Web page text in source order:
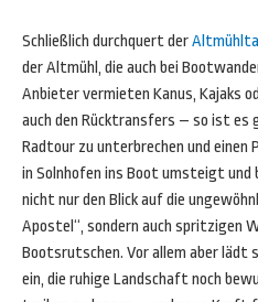
Schließlich durchquert der
der Altmühl, die auch bei
Anbieter vermieten Kanus, Kajaks
auch den Rücktransfers – so ist es
Radtour zu unterbrechen und
in Solnhofen ins Boot umsteigt
nicht nur den Blick auf die
Apostel“, sondern auch spritzigen
Bootsrutschen. Vor allem aber lädt
ein, die ruhige Landschaft noch